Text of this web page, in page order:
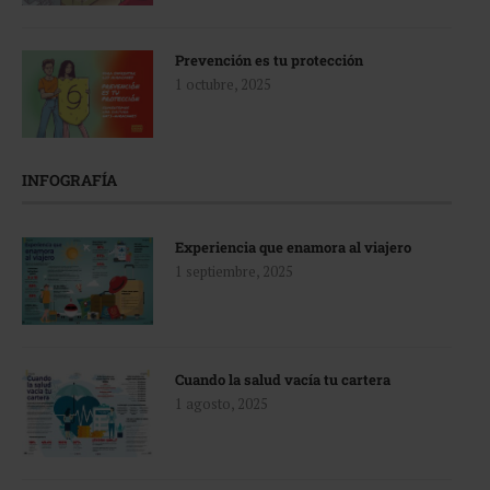
Prevención es tu protección
1 octubre, 2025
INFOGRAFÍA
Experiencia que enamora al viajero
1 septiembre, 2025
Cuando la salud vacía tu cartera
1 agosto, 2025